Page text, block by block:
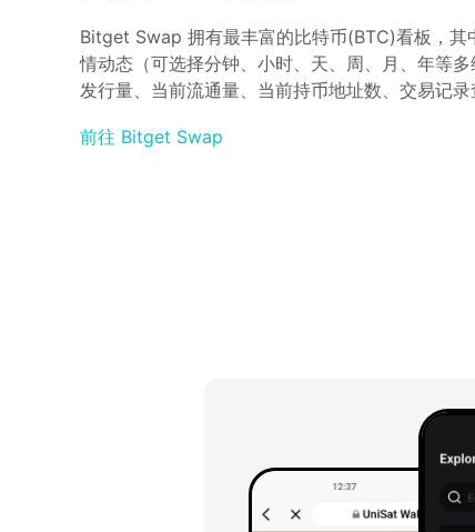
Bitget Swap 拥有最丰富的比特币(BTC)看板，其
情动态（可选择分钟、小时、天、周、月、年等多
发行量、当前流通量、当前持币地址数、交易记录
前往 Bitget Swap